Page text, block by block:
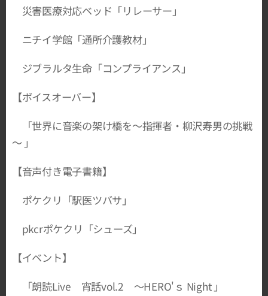
災害医療対応ベッド「リレーサー」
ニチイ学館「通所介護教材」
ジブラルタ生命「コンプライアンス」
【ボイスオーバー】
「世界に音楽の架け橋を～指揮者・柳沢寿男の挑戦
～ 」
【音声付き電子書籍】
ポケクリ「駅医ツバサ」
pkcrポケクリ「シューズ」
【イベント】
「朗読Live 宵話vol.2 ～HERO'ｓ Night 」